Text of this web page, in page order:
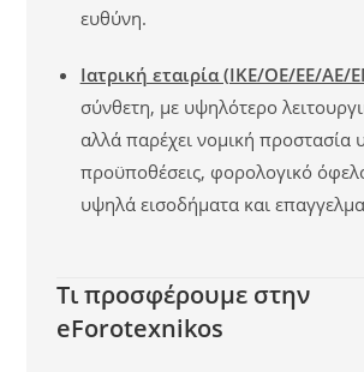
ευθύνη.
Ιατρική εταιρία (ΙΚΕ/ΟΕ/ΕΕ/ΑΕ/
σύνθετη, με υψηλότερο
αλλά παρέχει νομική προστασία
προϋποθέσεις, φορολογικό
υψηλά εισοδήματα και
Τι προσφέρουμε στην
eForotexnikos